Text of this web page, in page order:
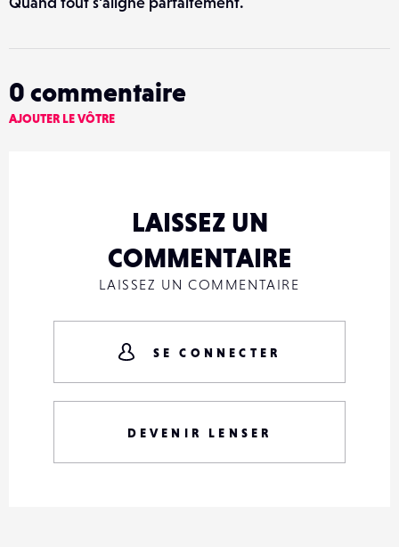
0 commentaire
AJOUTER LE VÔTRE
LAISSEZ UN
COMMENTAIRE
LAISSEZ UN COMMENTAIRE
SE CONNECTER
DEVENIR LENSER